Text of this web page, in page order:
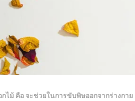
คือ จะช่วยในการขับพิษออกจากร่างกา